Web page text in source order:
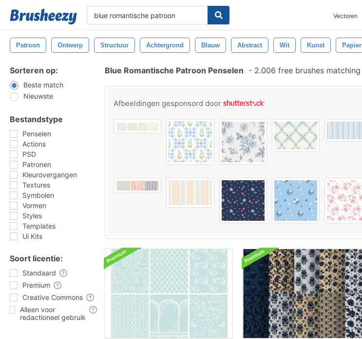
Vectoren
Patroon Ontwerp Structuur Achtergrond Blauw Abstract Wit Kunst Papier
Sorteren op:
Beste match
Nieuwste
Bestandstype
Penselen
Actions
PSD
Patronen
Kleurovergangen
Textures
Symbolen
Vormen
Styles
Templates
Ui Kits
Soort licentie:
Standaard
Premium
Creative Commons
Alleen voor
redactioneel gebruik
Blue Romantische Patroon Penselen - 2.006 free brushes matching
Afbeeldingen gesponsord door